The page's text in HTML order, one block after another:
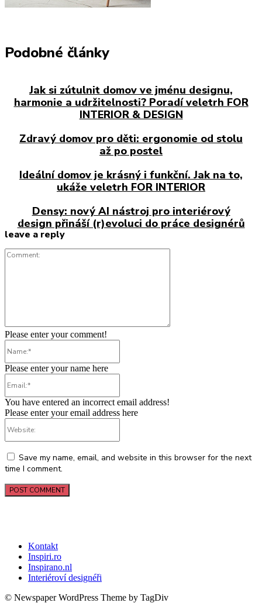
Podobné články
Jak si zútulnit domov ve jménu designu,
harmonie a udržitelnosti? Poradí veletrh FOR
INTERIOR & DESIGN
Zdravý domov pro děti: ergonomie od stolu
až po postel
Ideální domov je krásný i funkční. Jak na to,
ukáže veletrh FOR INTERIOR
Densy: nový AI nástroj pro interiérový
design přináší (r)evoluci do práce designérů
leave a reply
Please enter your comment!
Please enter your name here
You have entered an incorrect email address!
Please enter your email address here
Save my name, email, and website in this browser for the next
time I comment.
Kontakt
Inspiri.ro
Inspirano.nl
Interiéroví designéři
© Newspaper WordPress Theme by TagDiv